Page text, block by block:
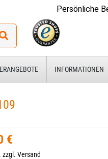
Persönliche
INFORMATIONEN
€
zzgl.Versand